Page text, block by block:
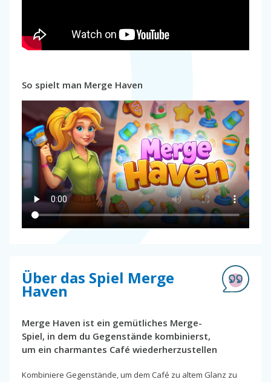
So spielt man Merge Haven
Über das Spiel Merge
Haven
Merge Haven ist ein gemütliches Merge-
Spiel, in dem du Gegenstände kombinierst,
um ein charmantes Café wiederherzustellen
Kombiniere Gegenstände, um dem Café zu altem Glanz zu